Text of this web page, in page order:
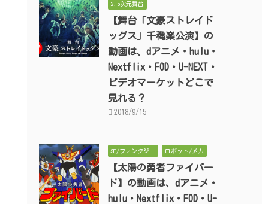
2.5次元舞台
【舞台「文豪ストレイド
ッグス」千穐楽公演】の
動画は、dアニメ・hulu・
Nextflix・FOD・U-NEXT・
ビデオマーケットどこで
見れる？
2018/9/15
SF/ファンタジー ロボット/メカ
【太陽の勇者ファイバー
ド】の動画は、dアニメ・
hulu・Nextflix・FOD・U-